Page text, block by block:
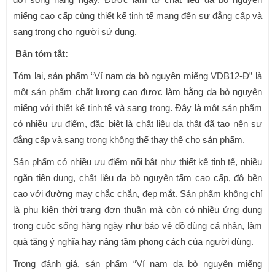
miếng cao cấp cùng thiết kế tinh tế mang đến sự đẳng cấp và
sang trọng cho người sử dụng.
Bản tóm tắt:
Tóm lại, sản phẩm “Ví nam da bò nguyên miếng VDB12-Đ” là
một sản phẩm chất lượng cao được làm bằng da bò nguyên
miếng với thiết kế tinh tế và sang trọng. Đây là một sản phẩm
có nhiều ưu điểm, đặc biệt là chất liệu da thật đã tạo nên sự
đẳng cấp và sang trọng không thể thay thế cho sản phẩm.
Sản phẩm có nhiều ưu điểm nổi bật như thiết kế tinh tế, nhiều
ngăn tiện dụng, chất liệu da bò nguyên tấm cao cấp, độ bền
cao với đường may chắc chắn, đẹp mắt. Sản phẩm không chỉ
là phụ kiện thời trang đơn thuần mà còn có nhiều ứng dụng
trong cuộc sống hàng ngày như bảo vệ đồ dùng cá nhân, làm
quà tặng ý nghĩa hay nâng tầm phong cách của người dùng.
Trong đánh giá, sản phẩm “Ví nam da bò nguyên miếng